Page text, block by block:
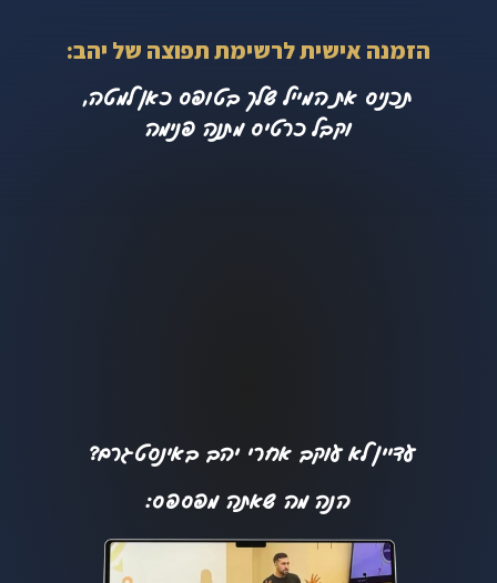
הזמנה אישית לרשימת תפוצה של יהב:
תכניס את המייל שלך בטופס כאן למטה,
וקבל כרטיס מתנה פנימה
עדיין לא עוקב אחרי יהב באינסטגרם?
הנה מה שאתה מפספס: